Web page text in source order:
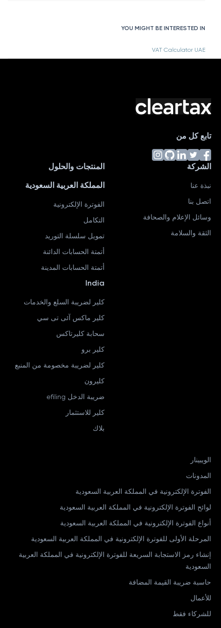
YOU MIGHT BE INTERESTED IN
VAT Calculator UAE
تابع كل من
الشركة
نبذة عنا
اتصل بنا
وسائل الإعلام والصحافة
الثقة والسلامة
المنتجات والحلول
المملكة العربية السعودية
الفوترة الإلكترونية
التكامل
تمويل سلسلة التوريد
أتمتة الحسابات الدائنة
أتمتة الحسابات المدينة
India
كلير لضريبة السلع والخدمات
كلير ماكس آئى تى سي
سحابة كليرتاكس
كلير برو
كلير لضريبة مخصومة من المنبع
كليرون
ضريبة الدخل efiling
كلير للاستثمار
بلاك
الويبينار
المدونات
الفوترة الإلكترونية في المملكة العربية السعودية
لوائح الفوترة الإلكترونية في المملكة العربية السعودية
أنواع الفوترة الإلكترونية في المملكة العربية السعودية
المرحلة الأولى للفوترة الإلكترونية في المملكة العربية السعودية
إنشاء رمز الاستجابة السريعة للفوترة الإلكترونية في المملكة العربية
السعودية
حاسبة ضريبة القيمة المضافة
للأعمال
للشركاء فقط